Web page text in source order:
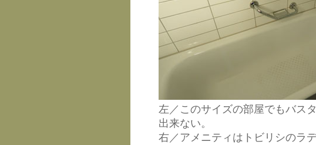
左／このサイズの部屋でもバス
出来ない。
右／アメニティはトビリシのラ